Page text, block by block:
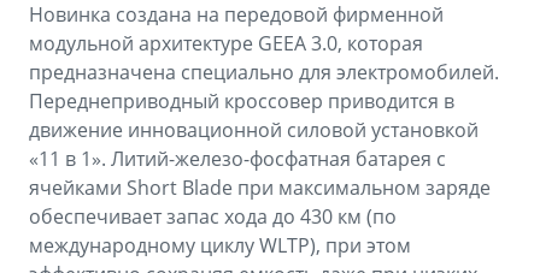
Новинка создана на передовой фирменной
модульной архитектуре GEEA 3.0, которая
предназначена специально для электромобилей.
Переднеприводный кроссовер приводится в
движение инновационной силовой установкой
«11 в 1». Литий-железо-фосфатная батарея с
ячейками Short Blade при максимальном заряде
обеспечивает запас хода до 430 км (по
международному циклу WLTP), при этом